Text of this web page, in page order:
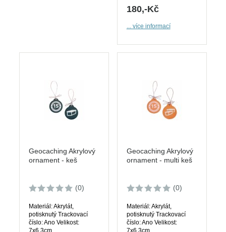
180,-Kč
... více informací
Geocaching Akrylový
ornament - keš
(0)
Materiál: Akrylát,
potisknutý Trackovací
číslo: Ano Velikost:
Geocaching Akrylový
ornament - multi keš
(0)
Materiál: Akrylát,
potisknutý Trackovací
číslo: Ano Velikost: